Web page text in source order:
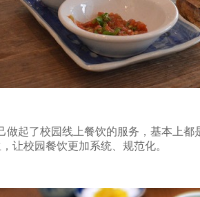
起了校园线上餐饮的服务，基本上
让校园餐饮更加系统、规范化。